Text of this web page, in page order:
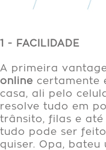
1 - FACILIDADE
A primeira
online certamente
casa, ali pelo
resolve tudo em
trânsito, filas e até
tudo pode ser
quiser. Opa,